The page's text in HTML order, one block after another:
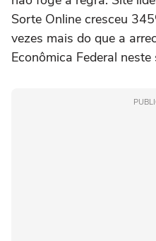
Sorte Online cresceu
vezes mais do que a
Econômica Federal neste